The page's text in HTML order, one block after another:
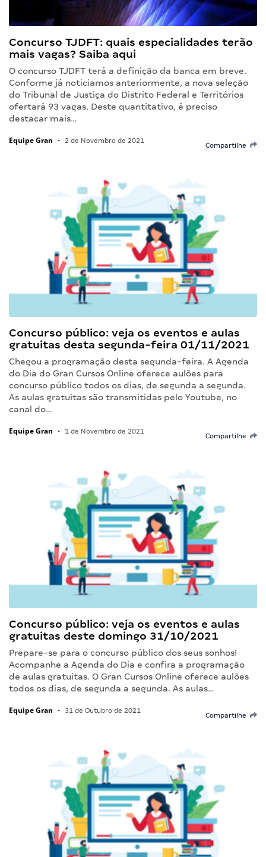
Concurso TJDFT: quais especialidades terão
mais vagas? Saiba aqui
O concurso TJDFT terá a definição da banca em breve.
Conforme já noticiamos anteriormente, a nova seleção
do Tribunal de Justiça do Distrito Federal e Territórios
ofertará 93 vagas. Deste quantitativo, é preciso
destacar mais…
Equipe Gran • 2 de Novembro de 2021
Compartilhe
Concurso público: veja os eventos e aulas
gratuitas desta segunda-feira 01/11/2021
Chegou a programação desta segunda-feira. A Agenda
do Dia do Gran Cursos Online oferece aulões para
concurso público todos os dias, de segunda a segunda.
As aulas gratuitas são transmitidas pelo Youtube, no
canal do…
Equipe Gran • 1 de Novembro de 2021
Compartilhe
Concurso público: veja os eventos e aulas
gratuitas deste domingo 31/10/2021
Prepare-se para o concurso público dos seus sonhos!
Acompanhe a Agenda do Dia e confira a programação
de aulas gratuitas. O Gran Cursos Online oferece aulões
todos os dias, de segunda a segunda. As aulas…
Equipe Gran • 31 de Outubro de 2021
Compartilhe